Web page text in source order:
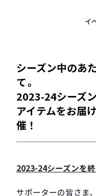
イ
シーズン中のあ
て 。
2023-24シーズ
アイテムをお届
催！
2023-24シーズンを
サポーターの皆さま